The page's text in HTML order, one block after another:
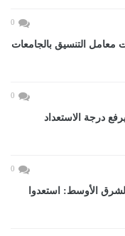
0
الأولى 2026.. خدمات معامل التنسيق بالجامعات
0
درجة الاستعداد
0
الأوسط: استعدوا